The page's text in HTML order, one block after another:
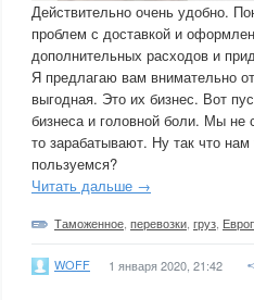
Действительно очень удобно.
проблем с доставкой и
дополнительных расходов и
Я предлагаю вам внимательно
выгодная. Это их бизнес. Вот
бизнеса и головной боли. Мы не
то зарабатывают. Ну так что
пользуемся?
Читать дальше →
Таможенное перевозки груз
WOFF 1 января 2020, 21:42